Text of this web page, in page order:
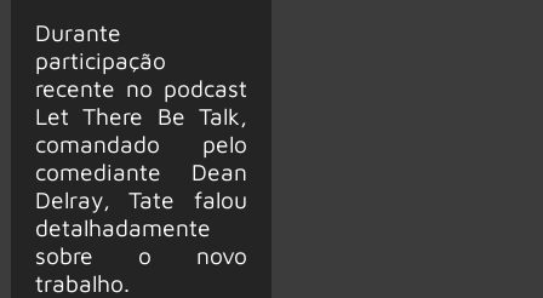
Durante
participação
recente no podcast
Let There Be Talk,
comandado pelo
comediante Dean
Delray, Tate falou
detalhadamente
sobre o novo
trabalho.